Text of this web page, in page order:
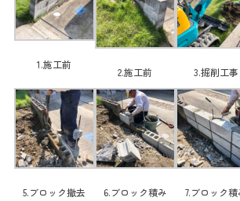
1.施工前
2.施工前 3.掘削工事
5.ブロック撤去 6.ブロック積み 7.ブロック積